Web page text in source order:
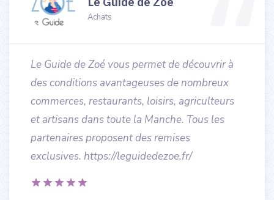
Achats
Le Guide de Zoé vous permet de découvrir à
des conditions avantageuses de nombreux
commerces, restaurants, loisirs, agriculteurs
et artisans dans toute la Manche. Tous les
partenaires proposent des remises
exclusives. https://leguidedezoe.fr/